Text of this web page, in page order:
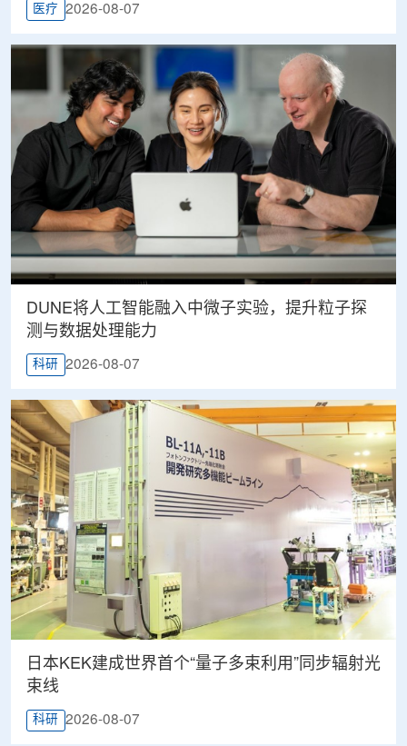
医疗 2026-08-07
DUNE将人工智能融入中微子实验，提升粒子探
测与数据处理能力
科研 2026-08-07
日本KEK建成世界首个“量子多束利用”同步辐射光
束线
科研 2026-08-07